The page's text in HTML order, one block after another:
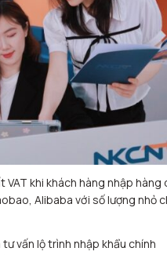
khi khách hàng nhập hàng
Alibaba với số lượng nhỏ
vấn lộ trình nhập khẩu chính